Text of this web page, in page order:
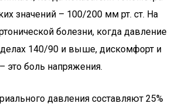
значений – 100/200 мм рт. ст. На
болезни, когда давление
140/90 и выше, дискомфорт и
это боль напряжения.
давления составляют 25%